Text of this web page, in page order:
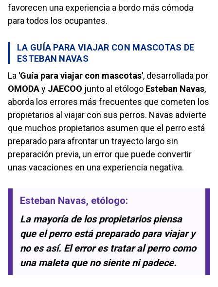
favorecen una experiencia a bordo más cómoda
para todos los ocupantes.
LA GUÍA PARA VIAJAR CON MASCOTAS DE
ESTEBAN NAVAS
La 'Guía para viajar con mascotas', desarrollada por
OMODAy JAECOO junto al etólogo Esteban Navas,
aborda los errores más frecuentes que cometen los
propietarios al viajar con sus perros. Navas advierte
que muchos propietarios asumen que el perro está
preparado para afrontar un trayecto largo sin
preparación previa, un error que puede convertir
unas vacaciones en una experiencia negativa.
Esteban Navas, etólogo:
La mayoría de los propietarios piensa
que el perro está preparado para viajar y
no es así. El error es tratar al perro como
una maleta que no siente ni padece.